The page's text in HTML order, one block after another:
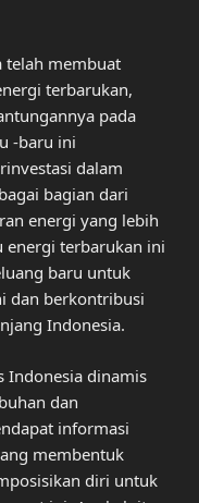
telah membuat
terbarukan,
pada
-baru ini
dalam
bagian dari
energi yang lebih
energi terbarukan ini
baru untuk
dan berkontribusi
Indonesia.
Indonesia dinamis
dan
informasi
membentuk
diri untuk